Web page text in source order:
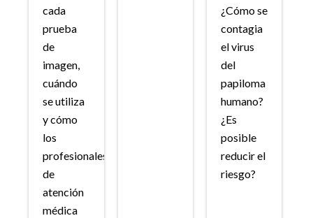
cada
prueba
de
imagen,
cuándo
se utiliza
y cómo
los
profesionales
de
atención
médica
¿Cómo se
contagia
el virus
del
papiloma
humano?
¿Es
posible
reducir el
riesgo?